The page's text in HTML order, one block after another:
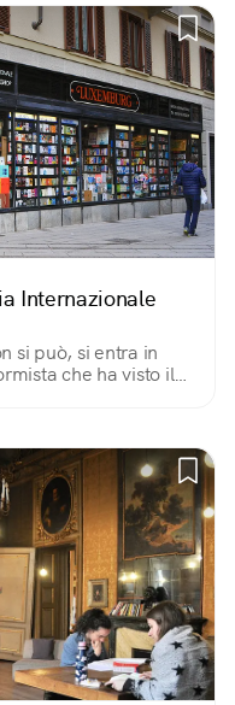
Internazionale
si può, si entra in
che ha visto il